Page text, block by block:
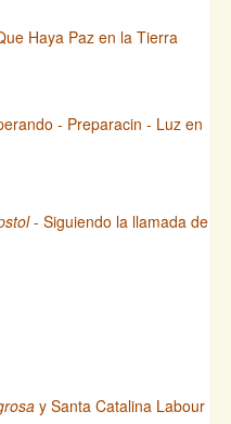
Haya Paz en la Tierra
- Preparacin - Luz en
- Siguiendo la llamada de
y Santa Catalina Labour